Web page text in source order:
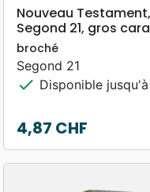
Nouveau
Segond 21, gros
broché
Segond 21
check Disponible
Prix
4,87 CHF